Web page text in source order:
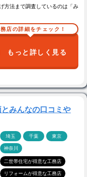
方法まで調査しているのは「み
店の詳細をチェック！
もっと詳しく見る
みんなの口コミや
埼玉 千葉 東京
神奈川
二世帯住宅が得意な工務店
リフォームが得意な工務店